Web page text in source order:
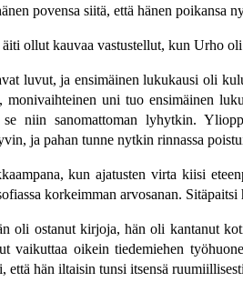
povensa siitä, että hänen poikansa
ollut kauvaa vastustellut, kun Urho
luvut, ja ensimäinen lukukausi oli
uni tuo ensimäinen
se niin sanomattoman lyhytkin.
ja pahan tunne nytkin rinnassa
kun ajatusten virta kiisi
korkeimman arvosanan.
oli ostanut kirjoja, hän oli kantanut
vaikuttaa oikein tiedemiehen
että hän iltaisin tunsi itsensä